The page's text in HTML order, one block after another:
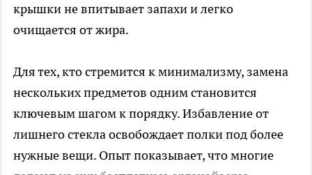
крышки не впитывает запахи и легко
очищается от жира.
Для тех, кто стремится к минимализму, замена
нескольких предметов одним становится
ключевым шагом к порядку. Избавление от
лишнего стекла освобождает полки под более
нужные вещи. Опыт показывает, что многие